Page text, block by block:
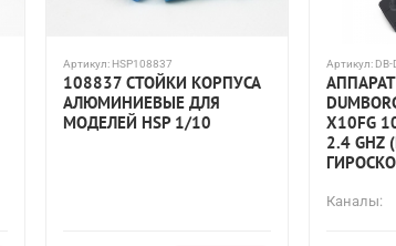
Артикул: HSP108837
108837 СТОЙКИ КОРПУСА
АЛЮМИНИЕВЫЕ ДЛЯ
МОДЕЛЕЙ HSP 1/10
Артикул:
X10FG
2.4
Каналы: